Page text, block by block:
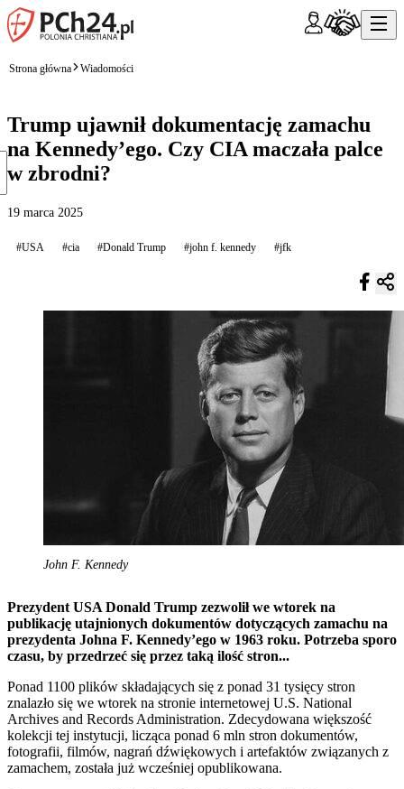
Strona główna Wiadomości
Trump ujawnił dokumentację zamachu
na Kennedy’ego. Czy CIA maczała palce
w zbrodni?
19 marca 2025
#USA #cia #Donald Trump #john f. kennedy #jfk
John F. Kennedy
Prezydent USA Donald Trump zezwolił we wtorek na
publikację utajnionych dokumentów dotyczących zamachu na
prezydenta Johna F. Kennedy’ego w 1963 roku. Potrzeba sporo
czasu, by przedrzeć się przez taką ilość stron...
Ponad 1100 plików składających się z ponad 31 tysięcy stron
znalazło się we wtorek na stronie internetowej U.S. National
Archives and Records Administration. Zdecydowana większość
kolekcji tej instytucji, licząca ponad 6 mln stron dokumentów,
fotografii, filmów, nagrań dźwiękowych i artefaktów związanych z
zamachem, została już wcześniej opublikowana.